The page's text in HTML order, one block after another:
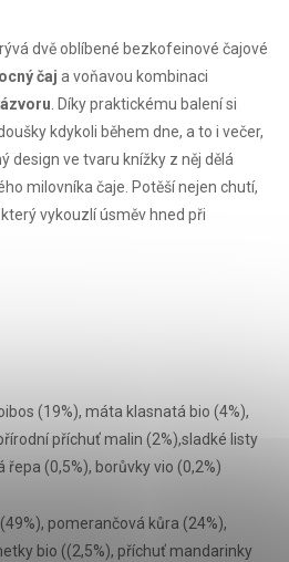
dvě oblíbené bezkofeinové čajové
čaj a voňavou kombinaci
. Díky praktickému balení si
kdykoli během dne, a to i večer,
design ve tvaru knížky z něj dělá
milovníka čaje. Potěší nejen chutí,
vykouzlí úsměv hned při
(19%), máta klasnatá bio (4%),
příchuť malin (2%),sladké listy
(0,5%), borůvky vio (0,2%)
pomerančová kůra (24%),
bio ((2,5%), příchuť mandarinky